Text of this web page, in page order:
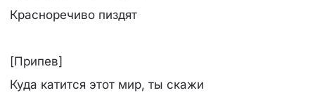
Красноречиво пиздят
[Припев]
Куда катится этот мир, ты скажи